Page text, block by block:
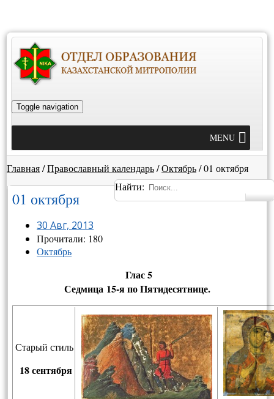
Toggle navigation
MENU
Главная/Православный календарь/Октябрь/01 октября
Найти:
01 октября
30 Авг, 2013
Прочитали: 180
Октябрь
Глас 5
Седмица 15-я по Пятидесятнице.
Старый стиль
18 сентября